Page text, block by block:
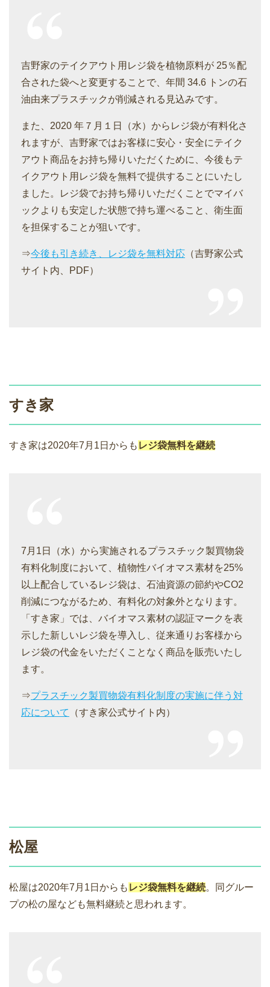
吉野家のテイクアウト用レジ袋を植物原料が 25％配
合された袋へと変更することで、年間 34.6 トンの石
油由来プラスチックが削減される見込みです。
また、2020 年７月１日（水）からレジ袋が有料化さ
れますが、吉野家ではお客様に安心・安全にテイク
アウト商品をお持ち帰りいただくために、今後もテ
イクアウト用レジ袋を無料で提供することにいたし
ました。レジ袋でお持ち帰りいただくことでマイバ
ックよりも安定した状態で持ち運べること、衛生面
を担保することが狙いです。
⇒今後も引き続き、レジ袋を無料対応 （吉野家公式
サイト内、PDF）
すき家
すき家は2020年7月1日からも レジ袋無料を継続
7月1日（水）から実施されるプラスチック製買物袋
有料化制度において、植物性バイオマス素材を25%
以上配合しているレジ袋は、石油資源の節約やCO2
削減につながるため、有料化の対象外となります。
「すき家」では、バイオマス素材の認証マークを表
示した新しいレジ袋を導入し、従来通りお客様から
レジ袋の代金をいただくことなく商品を販売いたし
ます。
⇒プラスチック製買物袋有料化制度の実施に伴う対
応について
（すき家公式サイト内）
松屋
松屋は2020年7月1日からも レジ袋無料を継続。同グルー
プの松の屋なども無料継続と思われます。